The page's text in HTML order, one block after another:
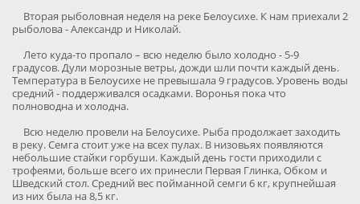
Вторая рыболовная неделя на реке Белоусихе. К нам приехали 2
рыболова - Александр и Николай.
Лето куда-то пропало – всю неделю было холодно - 5-9
градусов. Дули морозные ветры, дожди шли почти каждый день.
Температура в Белоусихе не превышала 9 градусов. Уровень воды
средний - поддерживался осадками. Воронья пока что
полноводна и холодна.
Всю неделю провели на Белоусихе. Рыба продолжает заходить
в реку. Семга стоит уже на всех пулах. В низовьях появляются
небольшие стайки горбуши. Каждый день гости приходили с
трофеями, больше всего их принесли Первая Глинка, Обком и
Шведский стол. Средний вес пойманной семги 6 кг, крупнейшая
из них была на 8,5 кг.